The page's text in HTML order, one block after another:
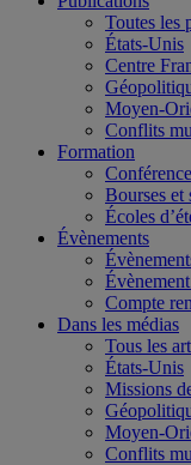
Toutes les
États-Unis
Centre
Moyen-
Conflits
Formation
Bourses et
Écoles
Évènements
Compte
Dans les médias
Tous les
États-Unis
Missions
Moyen-
Conflits